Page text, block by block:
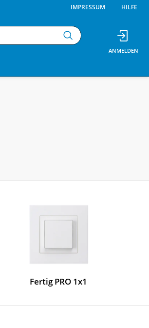
IMPRESSUM HILFE
Fertig PRO 1x1